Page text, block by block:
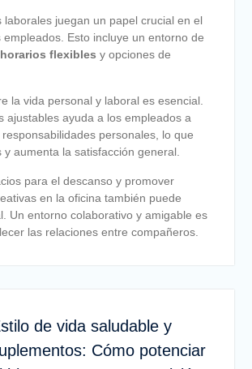
laborales juegan un papel crucial en el
empleados. Esto incluye un entorno de
horarios flexibles y opciones de
la vida personal y laboral es esencial.
ajustables ayuda a los empleados a
personales, lo que
y aumenta la satisfacción general.
para el descanso y promover
en la oficina también puede
Un entorno colaborativo y amigable es
las relaciones entre compañeros.
de vida saludable y
Cómo potenciar